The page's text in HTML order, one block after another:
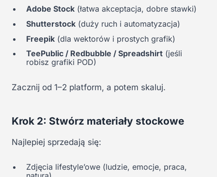
Adobe Stock (łatwa akceptacja, dobre stawki)
Shutterstock (duży ruch i automatyzacja)
Freepik (dla wektorów i prostych grafik)
TeePublic / Redbubble / Spreadshirt (jeśli
robisz grafiki POD)
Zacznij od 1–2 platform, a potem skaluj.
Krok 2: Stwórz materiały stockowe
Najlepiej sprzedają się:
Zdjęcia lifestyle’owe (ludzie, emocje, praca,